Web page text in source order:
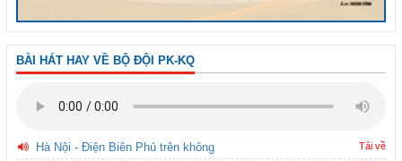
BÀI HÁT HAY VỀ BỘ ĐỘI PK-KQ
Hà Nội - Điện Biên Phủ trên không Tải về